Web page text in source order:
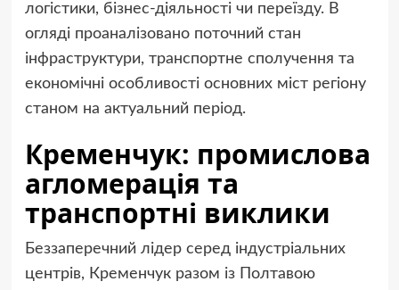
логістики, бізнес-діяльності чи переїзду. В
огляді проаналізовано поточний стан
інфраструктури, транспортне сполучення та
економічні особливості основних міст регіону
станом на актуальний період.
Кременчук: промислова
агломерація та
транспортні виклики
Беззаперечний лідер серед індустріальних
центрів, Кременчук разом із Полтавою